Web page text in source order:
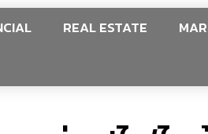
REAL ESTATE